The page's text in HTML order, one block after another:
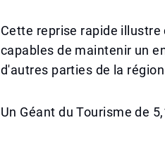
Cette reprise rapide
capables de maintenir un
d'autres parties de la
Un Géant du Tourisme de